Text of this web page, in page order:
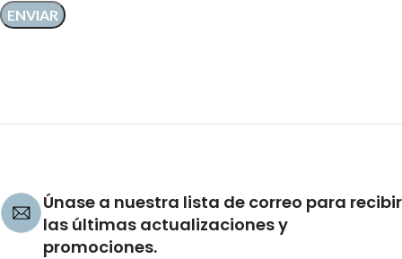
Únase a nuestra lista de correo para recibir
las últimas actualizaciones y
promociones.